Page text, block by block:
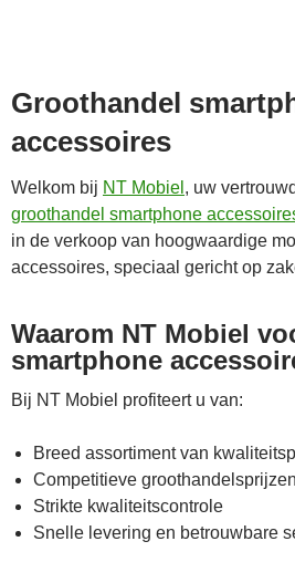
Groothandel
accessoires
Welkom bij NT Mobiel , uw
groothandel smartphone
in de verkoop van hoogwaardige
accessoires, speciaal gericht op
Waarom NT Mobiel
smartphone
Bij NT Mobiel profiteert u van:
Breed assortiment van
Competitieve groothandelsprijzen
Strikte kwaliteitscontrole
Snelle levering en betrouwbare